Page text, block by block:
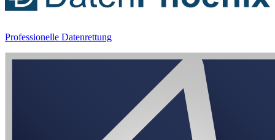
Professionelle Datenrettung